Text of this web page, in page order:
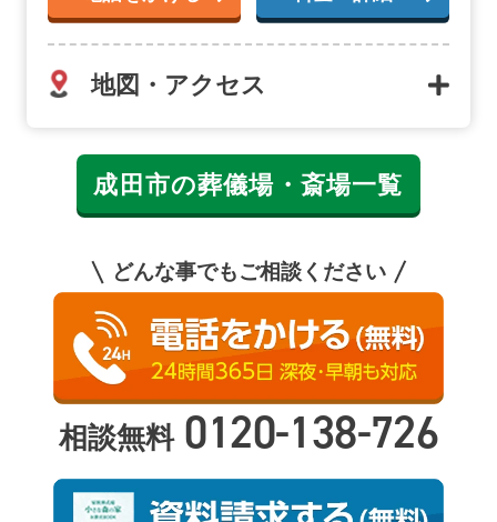
地図・アクセス
成田市の葬儀場・斎場一覧
どんな事でもご相談ください
相談無料 0120-138-726